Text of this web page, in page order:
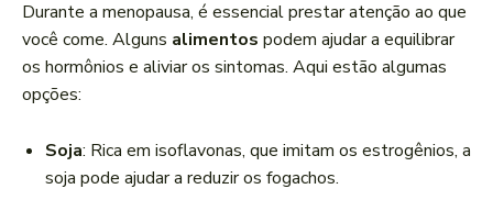
Durante a menopausa, é essencial prestar atenção ao que
você come. Alguns alimentos podem ajudar a equilibrar
os hormônios e aliviar os sintomas. Aqui estão algumas
opções:
Soja: Rica em isoflavonas, que imitam os estrogênios, a
soja pode ajudar a reduzir os fogachos.